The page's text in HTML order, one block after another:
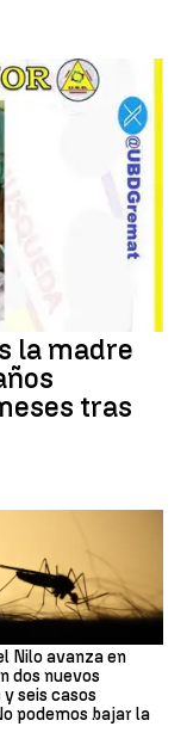
la madre
tras
Nilo avanza en
dos nuevos
seis casos
podemos bajar la